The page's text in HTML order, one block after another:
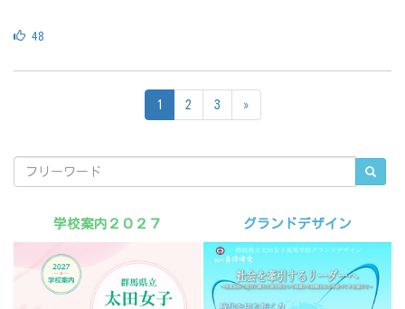
48
1 2 3 »
学校案内２０２７ グランドデザイン